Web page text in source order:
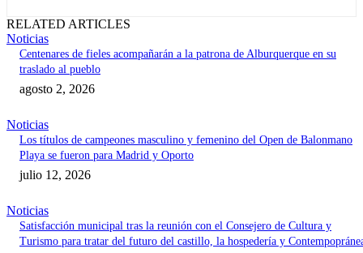
RELATED ARTICLES
Noticias
Centenares de fieles acompañarán a la patrona de Alburquerque en su
traslado al pueblo
agosto 2, 2026
Noticias
Los títulos de campeones masculino y femenino del Open de Balonmano
Playa se fueron para Madrid y Oporto
julio 12, 2026
Noticias
Satisfacción municipal tras la reunión con el Consejero de Cultura y
Turismo para tratar del futuro del castillo, la hospedería y